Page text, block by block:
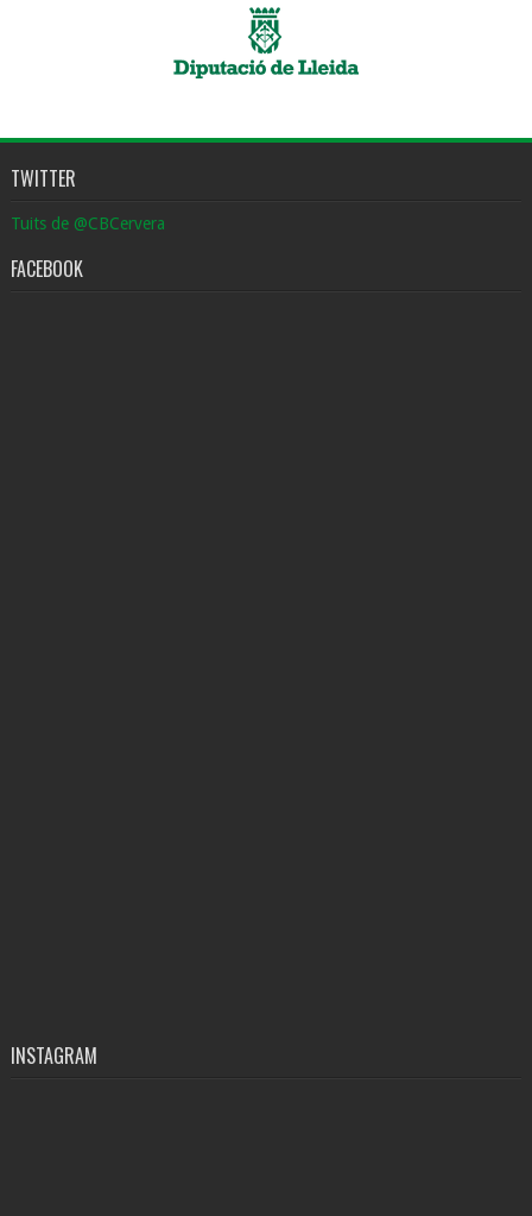
TWITTER
Tuits de @CBCervera
FACEBOOK
INSTAGRAM